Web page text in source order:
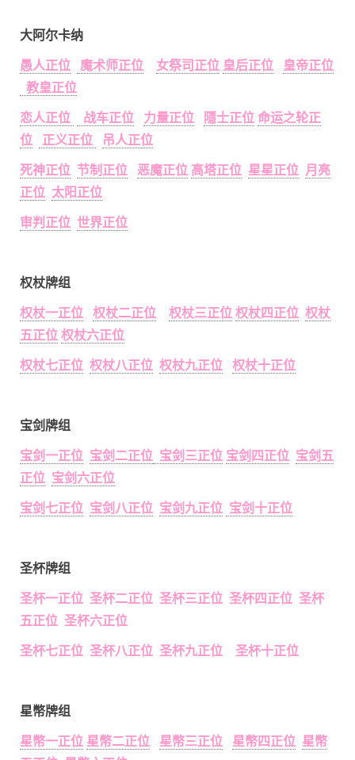
大阿尔卡纳
愚人正位
魔术师正位 女祭司正位 皇后正位
皇帝正位
教皇正位
恋人正位
战车正位 力量正位 隱士正位 命运之轮正
位
正义正位
吊人正位
死神正位 节制正位 恶魔正位 高塔正位 星星正位 月亮
正位 太阳正位
审判正位 世界正位
权杖牌组
权杖一正位
权杖二正位 权杖三正位 权杖四正位 权杖
五正位 权杖六正位
权杖七正位 权杖八正位 权杖九正位 权杖十正位
宝剑牌组
宝剑一正位 宝剑二正位 宝剑三正位 宝剑四正位 宝剑五
正位 宝剑六正位
宝剑七正位 宝剑八正位 宝剑九正位 宝剑十正位
圣杯牌组
圣杯一正位 圣杯二正位 圣杯三正位 圣杯四正位 圣杯
五正位 圣杯六正位
圣杯七正位 圣杯八正位 圣杯九正位 圣杯十正位
星幣牌组
星幣一正位 星幣二正位 星幣三正位 星幣四正位 星幣